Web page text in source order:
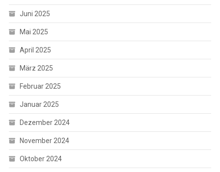
Juni 2025
Mai 2025
April 2025
März 2025
Februar 2025
Januar 2025
Dezember 2024
November 2024
Oktober 2024